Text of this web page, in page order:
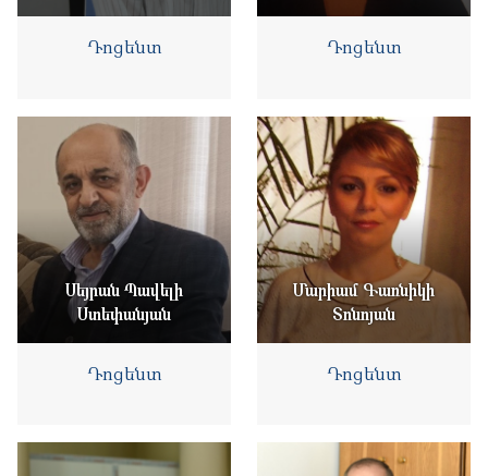
Դոցենտ Դոցենտ
Սեյրան Պավելի
Ստեփանյան
Դոցենտ
Մարիամ Գառնիկի
Տոնոյան
Դոցենտ